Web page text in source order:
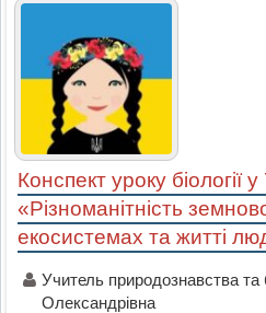
Конспект уроку біології у
«Різноманітність
екосистемах та житті
Учитель природознавства та
Олександрівна